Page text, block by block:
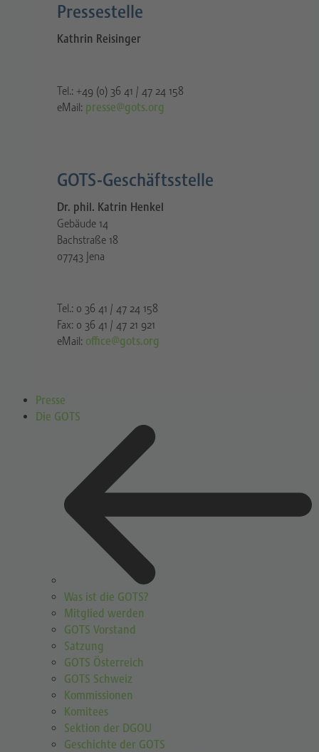
Pressestelle​
Kathrin Reisinger
Tel.: +49 (0) 36 41 / 47 24 158
eMail: presse@gots.org
GOTS-Geschäftsstelle
Dr. phil. Katrin Henkel
Gebäude 14
Bachstraße 18
07743 Jena
Tel.: 0 36 41 / 47 24 158
Fax: 0 36 41 / 47 21 921
eMail: office@gots.org
Presse
Die GOTS
Was ist die GOTS?
Mitglied werden
GOTS Vorstand
Satzung
GOTS Österreich
GOTS Schweiz
Kommissionen
Komitees
Sektion der DGOU
Geschichte der GOTS